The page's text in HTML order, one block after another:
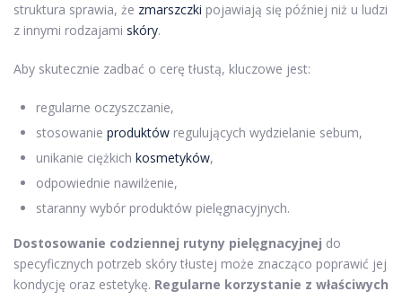
struktura sprawia, że zmarszczki pojawiają się później niż u ludzi
z innymi rodzajami skóry.
Aby skutecznie zadbać o cerę tłustą, kluczowe jest:
regularne oczyszczanie,
stosowanie produktów regulujących wydzielanie sebum,
unikanie ciężkich kosmetyków,
odpowiednie nawilżenie,
staranny wybór produktów pielęgnacyjnych.
Dostosowanie codziennej rutyny pielęgnacyjnej do
specyficznych potrzeb skóry tłustej może znacząco poprawić jej
kondycję oraz estetykę. Regularne korzystanie z właściwych